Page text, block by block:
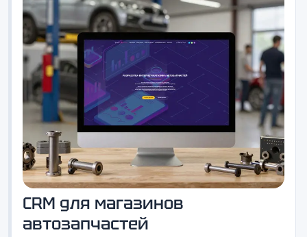
CRM для магазинов
автозапчастей